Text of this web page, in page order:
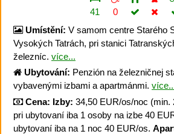
41
0
Umístění: V samom centre Starého
Vysokých Tatrách, pri stanici
železníc. více...
Ubytování: Penzión na železničnej
vybavenými izbami a apartmánmi.
Cena: Izby: 34,50 EUR/os/noc (min.
pri ubytovaní iba 1 osoby na izbe 40
ubytovaní iba na 1 noc 40 EUR/os.